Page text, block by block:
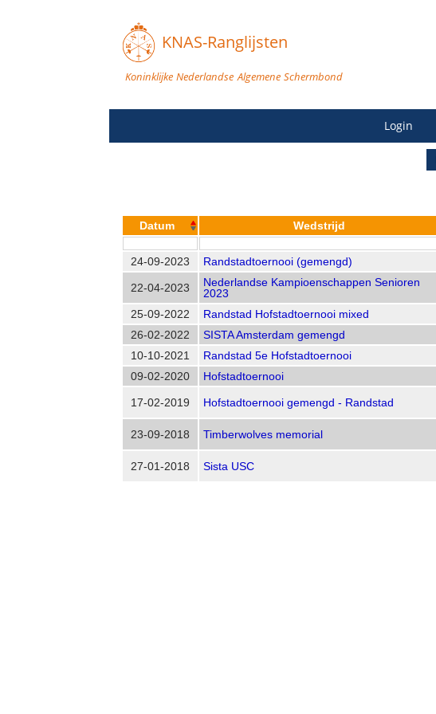
KNAS-Ranglijsten
Koninklijke Nederlandse Algemene Schermbond
Login
Datum Wedstrijd
24-09-2023 Randstadtoernooi (gemengd)
22-04-2023
Nederlandse Kampioenschappen Senioren
2023
25-09-2022 Randstad Hofstadtoernooi mixed
26-02-2022
SISTA Amsterdam gemengd
10-10-2021
Randstad 5e Hofstadtoernooi
09-02-2020
Hofstadtoernooi
17-02-2019 Hofstadtoernooi gemengd - Randstad
23-09-2018 Timberwolves memorial
27-01-2018 Sista USC